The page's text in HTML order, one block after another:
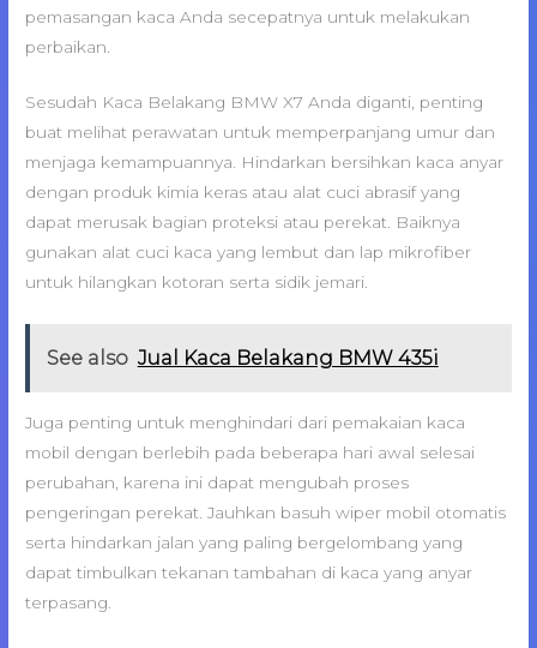
pemasangan kaca Anda secepatnya untuk melakukan
perbaikan.
Sesudah Kaca Belakang BMW X7 Anda diganti, penting
buat melihat perawatan untuk memperpanjang umur dan
menjaga kemampuannya. Hindarkan bersihkan kaca anyar
dengan produk kimia keras atau alat cuci abrasif yang
dapat merusak bagian proteksi atau perekat. Baiknya
gunakan alat cuci kaca yang lembut dan lap mikrofiber
untuk hilangkan kotoran serta sidik jemari.
See also Jual Kaca Belakang BMW 435i
Juga penting untuk menghindari dari pemakaian kaca
mobil dengan berlebih pada beberapa hari awal selesai
perubahan, karena ini dapat mengubah proses
pengeringan perekat. Jauhkan basuh wiper mobil otomatis
serta hindarkan jalan yang paling bergelombang yang
dapat timbulkan tekanan tambahan di kaca yang anyar
terpasang.